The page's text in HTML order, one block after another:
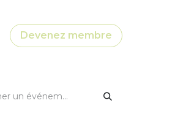
Devenez membre